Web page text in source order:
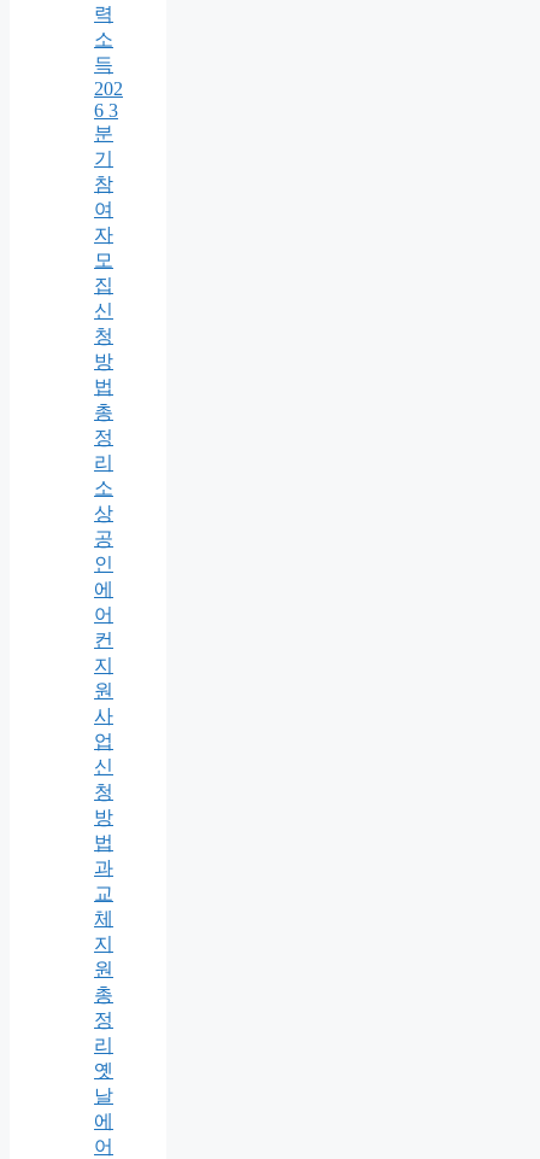
력
소
득
202
6 3
분
기
참
여
자
모
집
신
청
방
법
총
정
리
소
상
공
인
에
어
컨
지
원
사
업
신
청
방
법
과
교
체
지
원
총
정
리
옛
날
에
어